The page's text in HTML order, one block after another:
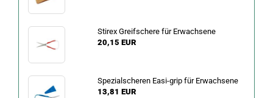
Stirex Greifschere für Erwachsene
20,15 EUR
Spezialscheren Easi-grip für Erwachsene
13,81 EUR